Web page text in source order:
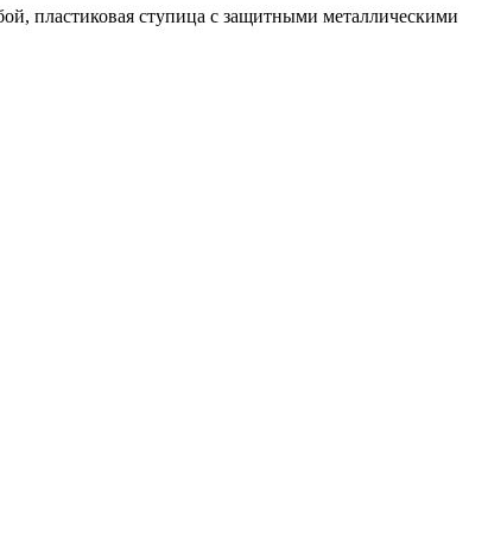
пластиковая ступица с защитными металлическими